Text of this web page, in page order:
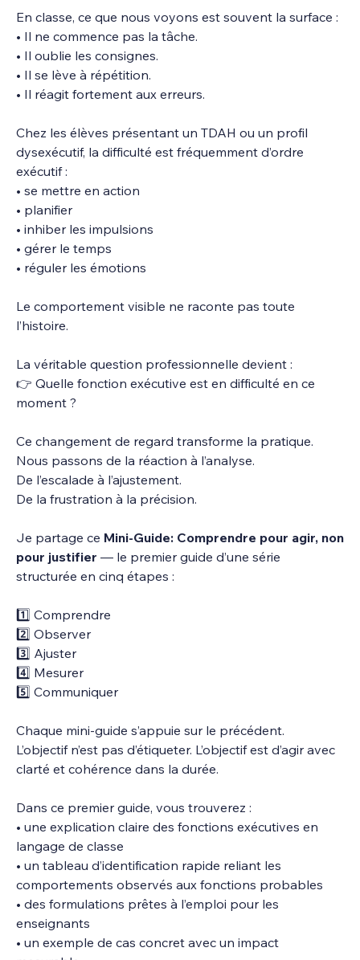
En classe, ce que nous voyons est souvent la surface :
• Il ne commence pas la tâche.
• Il oublie les consignes.
• Il se lève à répétition.
• Il réagit fortement aux erreurs.
Chez les élèves présentant un TDAH ou un profil
dysexécutif, la difficulté est fréquemment d’ordre
exécutif :
• se mettre en action
• planifier
• inhiber les impulsions
• gérer le temps
• réguler les émotions
Le comportement visible ne raconte pas toute
l’histoire.
La véritable question professionnelle devient :
👉 Quelle fonction exécutive est en difficulté en ce
moment ?
Ce changement de regard transforme la pratique.
Nous passons de la réaction à l’analyse.
De l’escalade à l’ajustement.
De la frustration à la précision.
Je partage ce Mini-Guide: Comprendre pour agir, non
pour justifier — le premier guide d’une série
structurée en cinq étapes :
1️⃣ Comprendre
2️⃣ Observer
3️⃣ Ajuster
4️⃣ Mesurer
5️⃣ Communiquer
Chaque mini-guide s’appuie sur le précédent.
L’objectif n’est pas d’étiqueter. L’objectif est d’agir avec
clarté et cohérence dans la durée.
Dans ce premier guide, vous trouverez :
• une explication claire des fonctions exécutives en
langage de classe
• un tableau d’identification rapide reliant les
comportements observés aux fonctions probables
• des formulations prêtes à l’emploi pour les
enseignants
• un exemple de cas concret avec un impact